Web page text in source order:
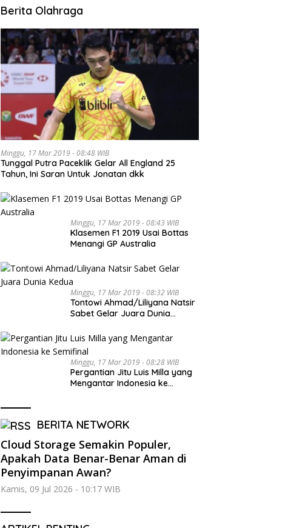
Berita Olahraga
Minggu, 17 Mar 2019 - 08:48 WIB
Tunggal Putra Paceklik Gelar All England 25
Tahun, Ini Saran Untuk Jonatan dkk
Minggu, 17 Mar 2019 - 08:43 WIB
Klasemen F1 2019 Usai Bottas
Menangi GP Australia
Minggu, 17 Mar 2019 - 08:32 WIB
Tontowi Ahmad/Liliyana Natsir
Sabet Gelar Juara Dunia
Minggu, 17 Mar 2019 - 08:28 WIB
Pergantian Jitu Luis Milla yang
Mengantar Indonesia ke
BERITA NETWORK
Cloud Storage Semakin Populer,
Apakah Data Benar-Benar Aman di
Penyimpanan Awan?
Kamis, 09 Jul 2026 - 10:17 WIB